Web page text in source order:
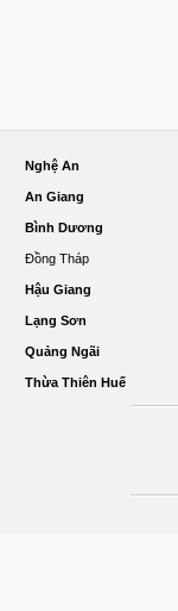
Nghệ An
An Giang
Bình Dương
Đồng Tháp
Hậu Giang
Lạng Sơn
Quảng Ngãi
Thừa Thiên Huế